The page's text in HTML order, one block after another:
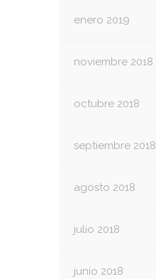
enero 2019
noviembre 2018
octubre 2018
septiembre 2018
agosto 2018
julio 2018
junio 2018